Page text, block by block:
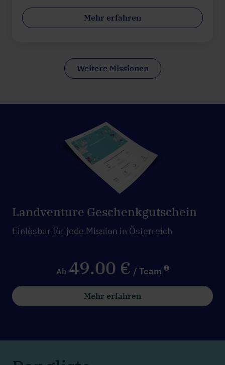
Mehr erfahren
Weitere Missionen
Landventure Geschenkgutschein
Einlösbar für jede Mission in Österreich
Ab 49.00 € / Team
Mehr erfahren